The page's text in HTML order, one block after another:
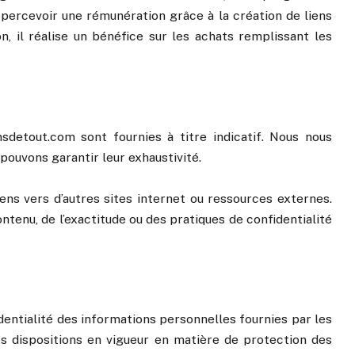
une rémunération grâce à la création de liens
il réalise un bénéfice sur les achats remplissant les
sont fournies à titre indicatif. Nous nous
garantir leur exhaustivité.
vers d’autres sites internet ou ressources externes.
de l’exactitude ou des pratiques de confidentialité
des informations personnelles fournies par les
en vigueur en matière de protection des